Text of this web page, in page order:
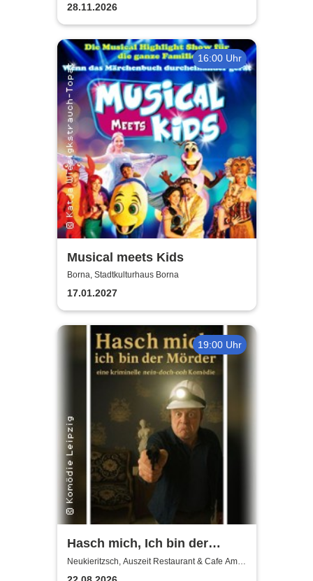
28.11.2026
16:00 Uhr
Musical meets Kids
Borna, Stadtkulturhaus Borna
17.01.2027
19:00 Uhr
Hasch mich, Ich bin der
Mörder | Auszeit
Neukieritzsch, Auszeit Restaurant & Cafe Am
Schwanenpark